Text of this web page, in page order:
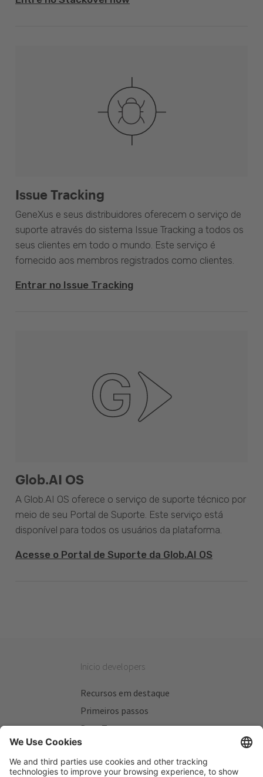
Issue Tracking
GeneXus e seus distribuidores oferecem o serviço de
suporte através do sistema Issue Tracking a todos os
seus clientes em todo o mundo. Este serviço é
fornecido aos membros registrados como clientes.
Entrar no Issue Tracking
Glob.AI OS
A Glob.AI OS oferece o serviço de suporte técnico por
meio de seu Portal de Suporte. Este serviço está
disponível para todos os usuários da plataforma.
Acesse o Portal de Suporte da Glob.AI OS
Inicio developers
Recursos em destaque
Primeiros passos
Beta Testers
Meus Planos